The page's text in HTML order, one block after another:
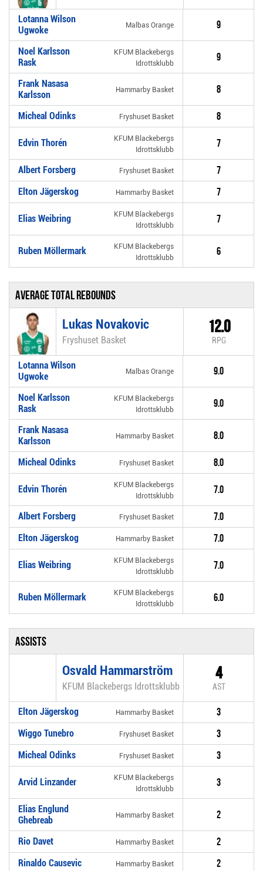
Lotanna Wilson
Ugwoke
Malbas Orange 9
Noel Karlsson
Rask
KFUM Blackebergs
Idrottsklubb
9
Frank Nasasa
Karlsson
Hammarby Basket 8
Micheal Odinks Fryshuset Basket 8
Edvin Thorén
KFUM Blackebergs
Idrottsklubb
7
Albert Forsberg Fryshuset Basket 7
Elton Jägerskog Hammarby Basket 7
Elias Weibring
KFUM Blackebergs
Idrottsklubb
7
Ruben Möllermark
KFUM Blackebergs
Idrottsklubb
6
Average total rebounds
Lukas Novakovic
Fryshuset Basket
12.0
RPG
Lotanna Wilson
Ugwoke
Malbas Orange 9.0
Noel Karlsson
Rask
KFUM Blackebergs
Idrottsklubb
9.0
Frank Nasasa
Karlsson
Hammarby Basket 8.0
Micheal Odinks Fryshuset Basket 8.0
Edvin Thorén
KFUM Blackebergs
Idrottsklubb
7.0
Albert Forsberg Fryshuset Basket 7.0
Elton Jägerskog Hammarby Basket 7.0
Elias Weibring
KFUM Blackebergs
Idrottsklubb
7.0
Ruben Möllermark
KFUM Blackebergs
Idrottsklubb
6.0
Assists
Osvald Hammarström
KFUM Blackebergs Idrottsklubb
4
AST
Elton Jägerskog Hammarby Basket 3
Wiggo Tunebro Fryshuset Basket 3
Micheal Odinks Fryshuset Basket 3
Arvid Linzander
KFUM Blackebergs
Idrottsklubb
3
Elias Englund
Ghebreab
Hammarby Basket 2
Rio Davet Hammarby Basket 2
Rinaldo Causevic Hammarby Basket 2